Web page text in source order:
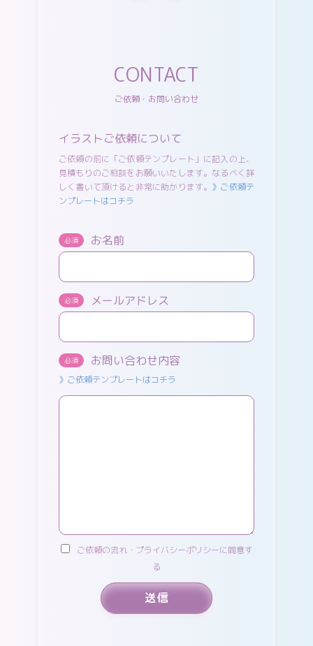
CONTACT
ご依頼・お問い合わせ
イラストご依頼について
ご依頼の前に「ご依頼テンプレート」に記入の上、
見積もりのご相談をお願いいたします。なるべく詳
しく書いて頂けると非常に助かります。 》ご依頼テ
ンプレートはコチラ
必須 お名前
必須 メールアドレス
必須 お問い合わせ内容
》ご依頼テンプレートはコチラ
ご依頼の流れ・プライバシーポリシーに同意す
る